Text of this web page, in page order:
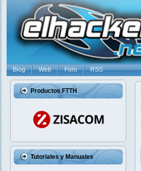
Blog Web Foro RSS
Productos FTTH
Tutoriales y Manuales